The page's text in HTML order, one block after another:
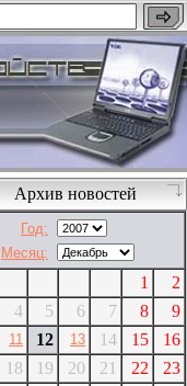
Архив новостей
Год:
Месяц:
1
2
4 5 6 7 8
9
11 12 13 14 15
16
18 19 20 21 22
23